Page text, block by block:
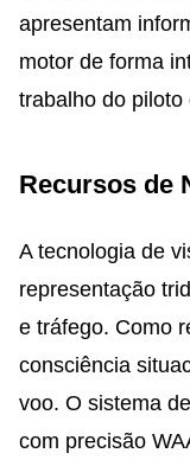
apresentam
motor de forma
trabalho do
Recursos de
A tecnologia de
representação
e tráfego. Como
consciência
voo. O sistema
com precisão